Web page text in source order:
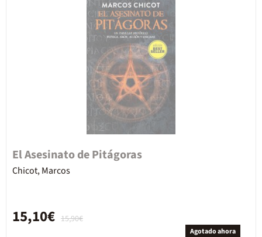
El Asesinato de Pitágoras
Chicot, Marcos
15,90€
15,10€
Agotado ahora